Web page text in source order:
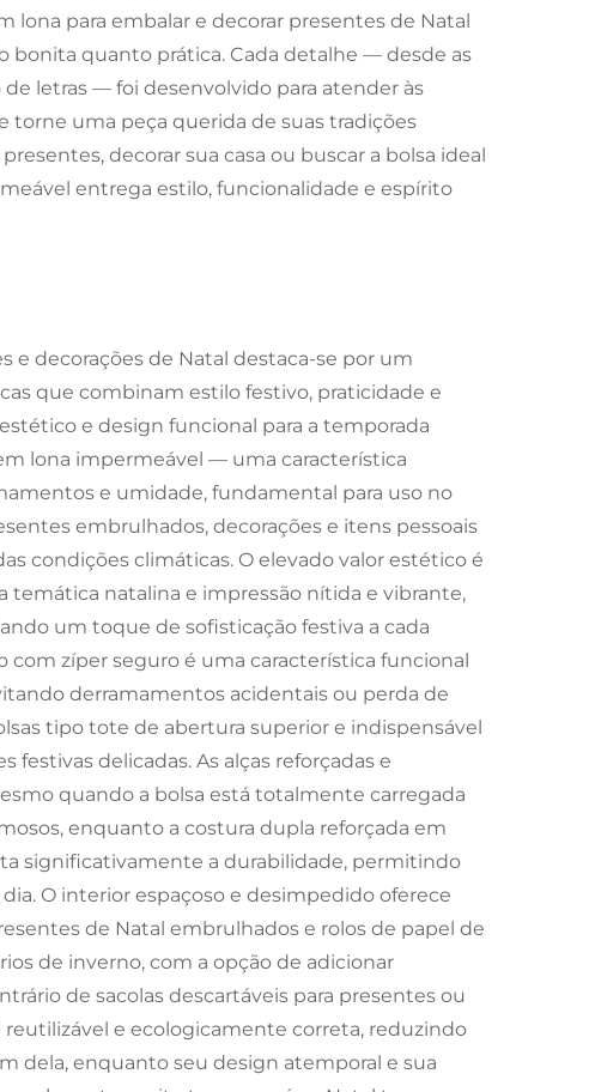
lona para embalar e decorar presentes de Natal
bonita quanto prática. Cada detalhe — desde as
letras — foi desenvolvido para atender às
torne uma peça querida de suas tradições
decorar sua casa ou buscar a bolsa ideal
entrega estilo, funcionalidade e espírito
e decorações de Natal destaca-se por um
que combinam estilo festivo, praticidade e
e design funcional para a temporada
lona impermeável — uma característica
e umidade, fundamental para uso no
embrulhados, decorações e itens pessoais
condições climáticas. O elevado valor estético é
temática natalina e impressão nítida e vibrante,
um toque de sofisticação festiva a cada
com zíper seguro é uma característica funcional
derramamentos acidentais ou perda de
tipo tote de abertura superior e indispensável
delicadas. As alças reforçadas e
quando a bolsa está totalmente carregada
enquanto a costura dupla reforçada em
significativamente a durabilidade, permitindo
O interior espaçoso e desimpedido oferece
de Natal embrulhados e rolos de papel de
de inverno, com a opção de adicionar
de sacolas descartáveis para presentes ou
reutilizável e ecologicamente correta, reduzindo
dela, enquanto seu design atemporal e sua